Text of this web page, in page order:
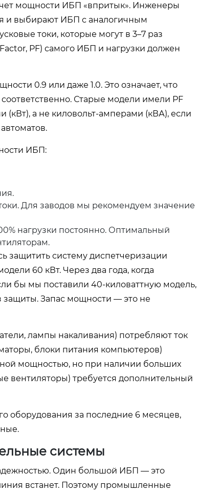
мощности ИБП «впритык». Инженеры
и выбирают ИБП с аналогичным
токи, которые могут в 3–7 раз
PF) самого ИБП и нагрузки должен
0.9 или даже 1.0. Это означает, что
Старые модели имели PF
(кВт), а не киловольт-амперами (кВА), если
ИБП:
Для заводов мы рекомендуем значение
нагрузки постоянно. Оптимальный
защитить систему диспетчеризации
60 кВт. Через два года, когда
бы мы поставили 40-киловаттную модель,
защиты. Запас мощности — это не
лампы накаливания) потребляют ток
блоки питания компьютеров)
мощностью, но при наличии больших
вентиляторы) требуется дополнительный
оборудования за последние 6 месяцев,
системы
Один большой ИБП — это
встанет. Поэтому промышленные